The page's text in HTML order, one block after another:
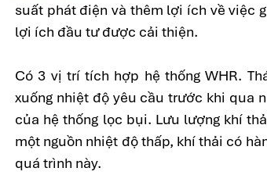
suất phát điện và thêm lợi ích về việc
lợi ích đầu tư được cải thiện.
Có 3 vị trí tích hợp hệ thống WHR.
xuống nhiệt độ yêu cầu trước khi qua
của hệ thống lọc bụi. Lưu lượng khí
một nguồn nhiệt độ thấp, khí thải có
quá trình này.